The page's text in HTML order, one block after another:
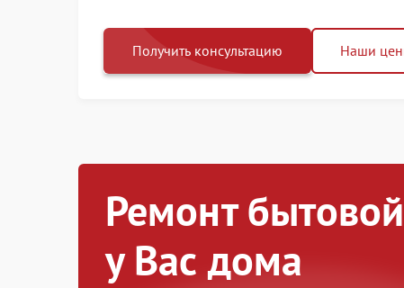
Получить консультацию Наши
Ремонт
у Вас дома